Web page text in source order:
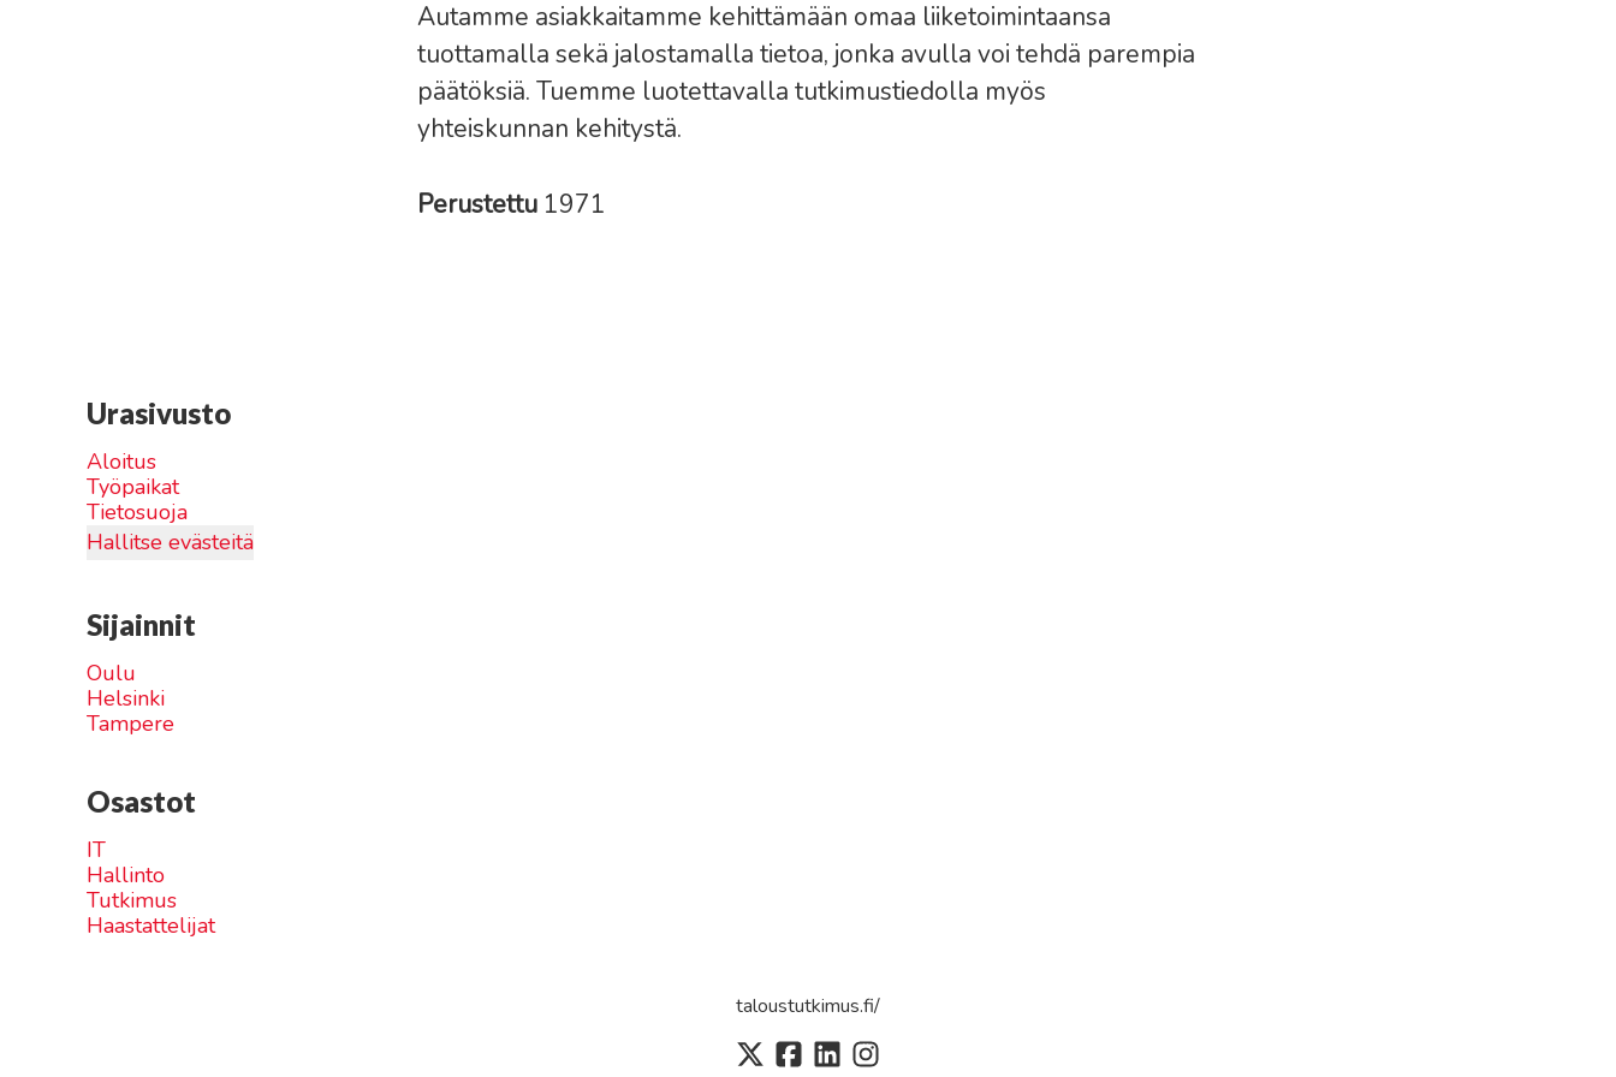
Autamme asiakkaitamme kehittämään omaa liiketoimintaansa
tuottamalla sekä jalostamalla tietoa, jonka avulla voi tehdä parempia
päätöksiä. Tuemme luotettavalla tutkimustiedolla myös
yhteiskunnan kehitystä.
Perustettu 1971
Urasivusto
Aloitus
Työpaikat
Tietosuoja
Hallitse evästeitä
Sijainnit
Oulu
Helsinki
Tampere
Osastot
IT
Hallinto
Tutkimus
Haastattelijat
taloustutkimus.fi/